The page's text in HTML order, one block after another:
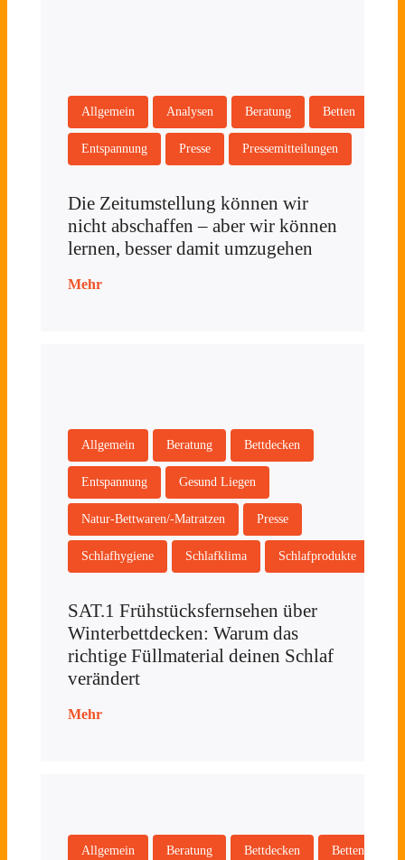
Allgemein Analysen Beratung Betten
Entspannung Presse Pressemitteilungen
Die Zeitumstellung können wir
nicht abschaffen – aber wir können
lernen, besser damit umzugehen
Mehr
Allgemein Beratung Bettdecken
Entspannung Gesund Liegen
Natur-Bettwaren/-Matratzen Presse
Schlafhygiene Schlafklima Schlafprodukte
SAT.1 Frühstücksfernsehen über
Winterbettdecken: Warum das
richtige Füllmaterial deinen Schlaf
verändert
Mehr
Allgemein Beratung Bettdecken Betten